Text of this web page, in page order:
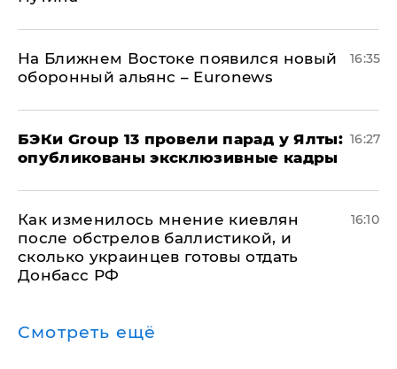
На Ближнем Востоке появился новый
оборонный альянс – Euronews
16:35
​БЭКи Group 13 провели парад у Ялты:
опубликованы эксклюзивные кадры
16:27
Как изменилось мнение киевлян
после обстрелов баллистикой, и
сколько украинцев готовы отдать
Донбасс РФ
16:10
Смотреть ещё